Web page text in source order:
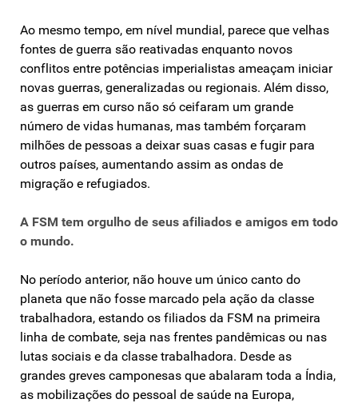
Ao mesmo tempo, em nível mundial, parece que velhas
fontes de guerra são reativadas enquanto novos
conflitos entre potências imperialistas ameaçam iniciar
novas guerras, generalizadas ou regionais. Além disso,
as guerras em curso não só ceifaram um grande
número de vidas humanas, mas também forçaram
milhões de pessoas a deixar suas casas e fugir para
outros países, aumentando assim as ondas de
migração e refugiados.
A FSM tem orgulho de seus afiliados e amigos em todo
o mundo.
No período anterior, não houve um único canto do
planeta que não fosse marcado pela ação da classe
trabalhadora, estando os filiados da FSM na primeira
linha de combate, seja nas frentes pandêmicas ou nas
lutas sociais e da classe trabalhadora. Desde as
grandes greves camponesas que abalaram toda a Índia,
as mobilizações do pessoal de saúde na Europa,